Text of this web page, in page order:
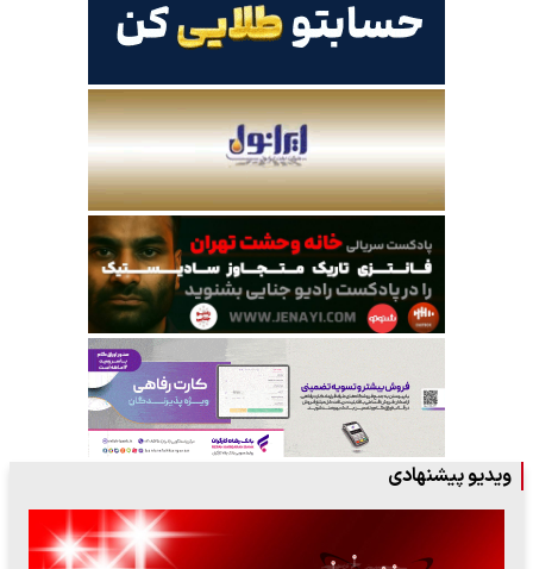
ویدیو پیشنهادی